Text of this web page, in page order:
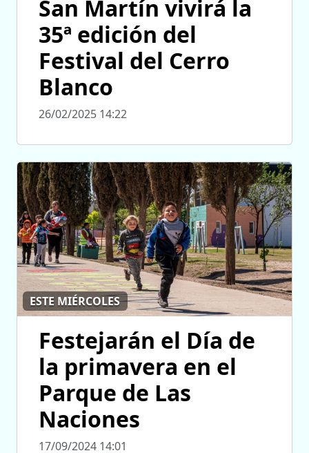
San Martín vivirá la
35ª edición del
Festival del Cerro
Blanco
26/02/2025 14:22
ESTE MIÉRCOLES
Festejarán el Día de
la primavera en el
Parque de Las
Naciones
17/09/2024 14:01